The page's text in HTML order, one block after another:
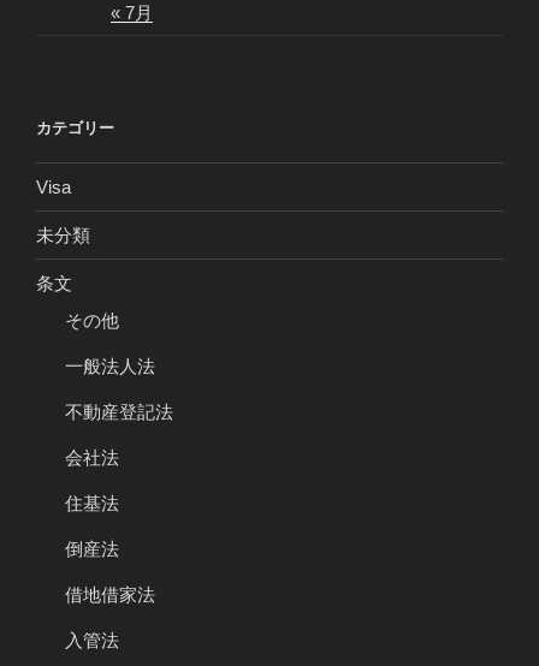
« 7月
カテゴリー
Visa
未分類
条文
その他
一般法人法
不動産登記法
会社法
住基法
倒産法
借地借家法
入管法